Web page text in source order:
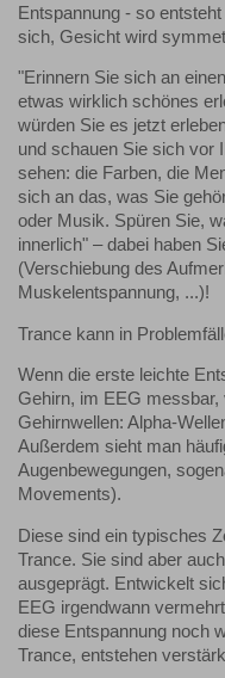
Entspannung - so
sich, Gesicht wird
"Erinnern Sie sich an
etwas wirklich schönes
würden Sie es jetzt
und schauen Sie sich vor
sehen: die Farben, die
sich an das, was Sie
oder Musik. Spüren Sie,
innerlich" – dabei haben
(Verschiebung des
Muskelentspannung, ...)!
Trance kann in
Wenn die erste leichte
Gehirn, im EEG
Gehirnwellen: Alpha-
Außerdem sieht man
Augenbewegungen,
Movements).
Diese sind ein typisches
Trance. Sie sind aber
ausgeprägt. Entwickelt
EEG irgendwann
diese Entspannung noch
Trance, entstehen